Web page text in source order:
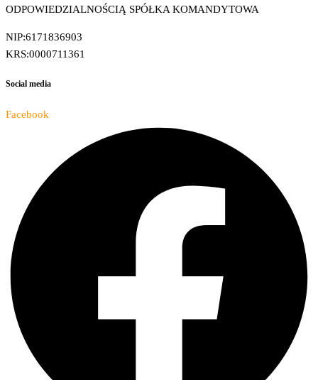
ODPOWIEDZIALNOŚCIĄ SPÓŁKA KOMANDYTOWA
NIP:6171836903
KRS:0000711361
Social media
Facebook